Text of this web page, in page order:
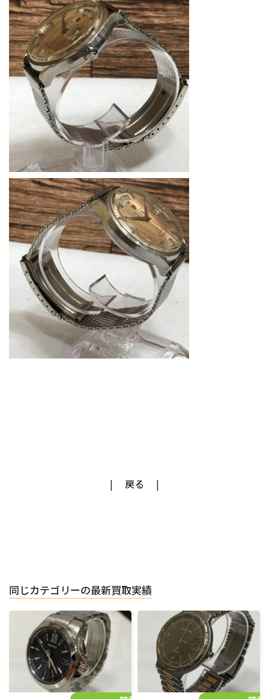
戻る
同じカテゴリーの最新買取実績